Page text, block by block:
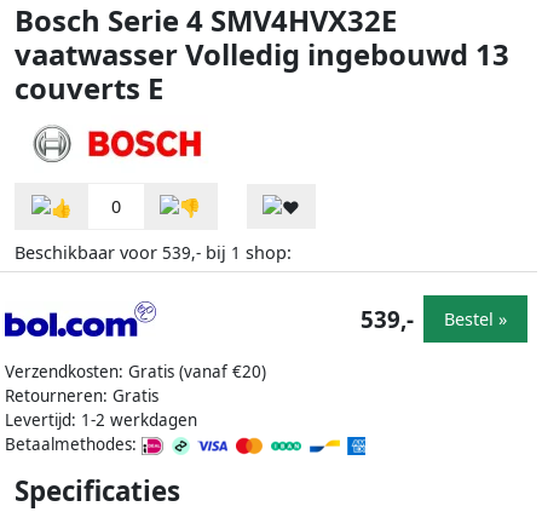
Bosch Serie 4 SMV4HVX32E
vaatwasser Volledig ingebouwd 13
couverts E
0
Beschikbaar voor 539,- bij 1 shop:
Verzendkosten: Gratis (vanaf €20)
Retourneren: Gratis
Levertijd: 1-2 werkdagen
Betaalmethodes:
539,- Bestel »
Specificaties